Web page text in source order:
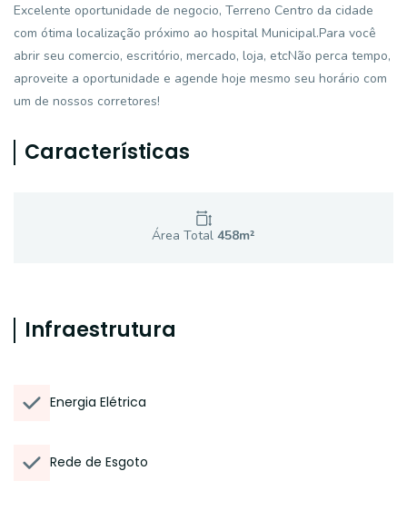
Excelente oportunidade de negocio, Terreno Centro da cidade
com ótima localização próximo ao hospital Municipal.Para você
abrir seu comercio, escritório, mercado, loja, etcNão perca tempo,
aproveite a oportunidade e agende hoje mesmo seu horário com
um de nossos corretores!
Características
Área Total 458m²
Infraestrutura
Energia Elétrica
Rede de Esgoto